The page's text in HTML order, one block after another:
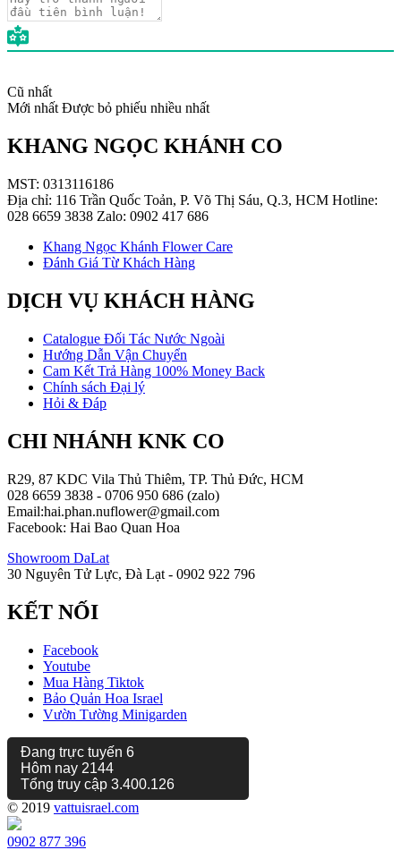
Cũ nhất
Mới nhất Được bỏ phiếu nhiều nhất
KHANG NGỌC KHÁNH CO
MST: 0313116186
Địa chỉ: 116 Trần Quốc Toản, P. Võ Thị Sáu, Q.3, HCM Hotline:
028 6659 3838 Zalo: 0902 417 686
Khang Ngọc Khánh Flower Care
Đánh Giá Từ Khách Hàng
DỊCH VỤ KHÁCH HÀNG
Catalogue Đối Tác Nước Ngoài
Hướng Dẫn Vận Chuyển
Cam Kết Trả Hàng 100% Money Back
Chính sách Đại lý
Hỏi & Đáp
CHI NHÁNH KNK CO
R29, 87 KDC Vila Thủ Thiêm, TP. Thủ Đức, HCM
028 6659 3838 - 0706 950 686 (zalo)
Email:hai.phan.nuflower@gmail.com
Facebook: Hai Bao Quan Hoa
Showroom DaLat
30 Nguyên Tử Lực, Đà Lạt - 0902 922 796
KẾT NỐI
Facebook
Youtube
Mua Hàng Tiktok
Bảo Quản Hoa Israel
Vườn Tường Minigarden
Đang trực tuyến 6
Hôm nay 2144
Tổng truy cập 3.400.126
© 2019 vattuisrael.com
0902 877 396